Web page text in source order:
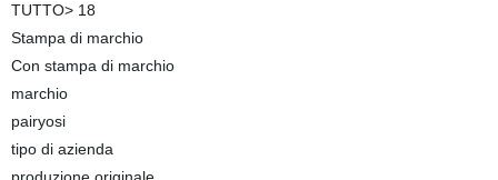
TUTTO> 18
Stampa di marchio
Con stampa di marchio
marchio
pairyosi
tipo di azienda